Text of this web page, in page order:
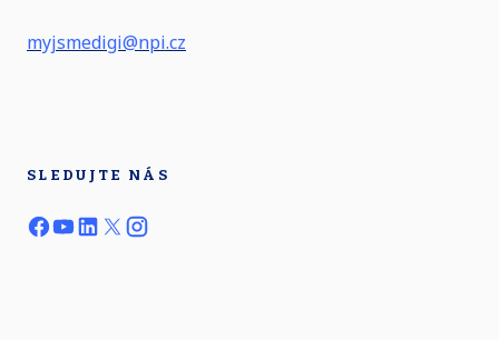
myjsmedigi@npi.cz
SLEDUJTE NÁS